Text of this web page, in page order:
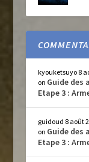
kyouketsuyo 8
on Guide des
Etape 3 :
guidoud 8 août
on Guide des
Etape 3 :